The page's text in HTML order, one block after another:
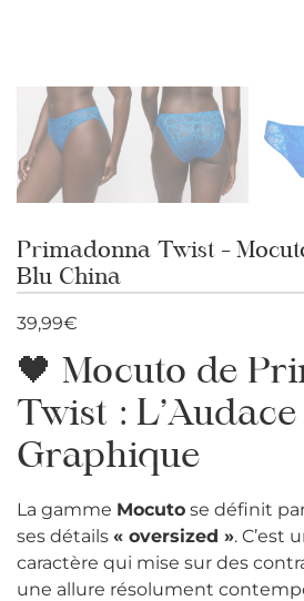
Primadonna Twist –
Blu China
39,99€
🖤 Mocuto de
Twist : L’Audace
Graphique
La gamme Mocuto se définit
ses détails « oversized ». C’est
caractère qui mise sur des
une allure résolument